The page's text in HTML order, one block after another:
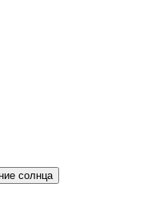
солнца